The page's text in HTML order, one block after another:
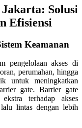
Solusi
Efisiensi
Keamanan
pengelolaan akses di
perumahan, hingga
untuk meningkatkan
gate. Barrier gate
terhadap akses
lintas dengan lebih